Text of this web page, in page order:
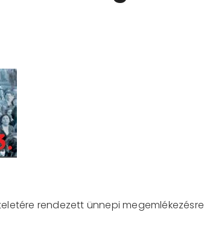
rendezett ünnepi megemlékezésre